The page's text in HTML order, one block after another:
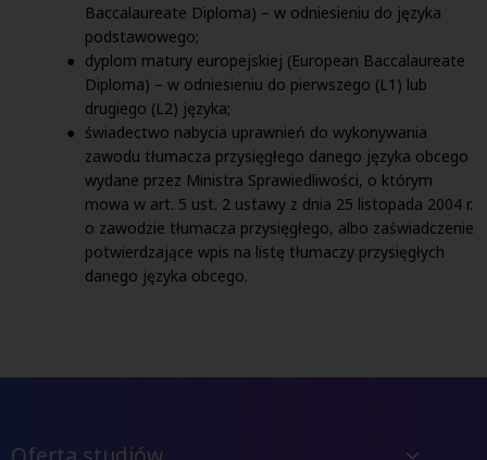
Baccalaureate Diploma) – w odniesieniu do języka
podstawowego;
dyplom matury europejskiej (European Baccalaureate
Diploma) – w odniesieniu do pierwszego (L1) lub
drugiego (L2) języka;
świadectwo nabycia uprawnień do wykonywania
zawodu tłumacza przysięgłego danego języka obcego
wydane przez Ministra Sprawiedliwości, o którym
mowa w art. 5 ust. 2 ustawy z dnia 25 listopada 2004 r.
o zawodzie tłumacza przysięgłego, albo zaświadczenie
potwierdzające wpis na listę tłumaczy przysięgłych
danego języka obcego.